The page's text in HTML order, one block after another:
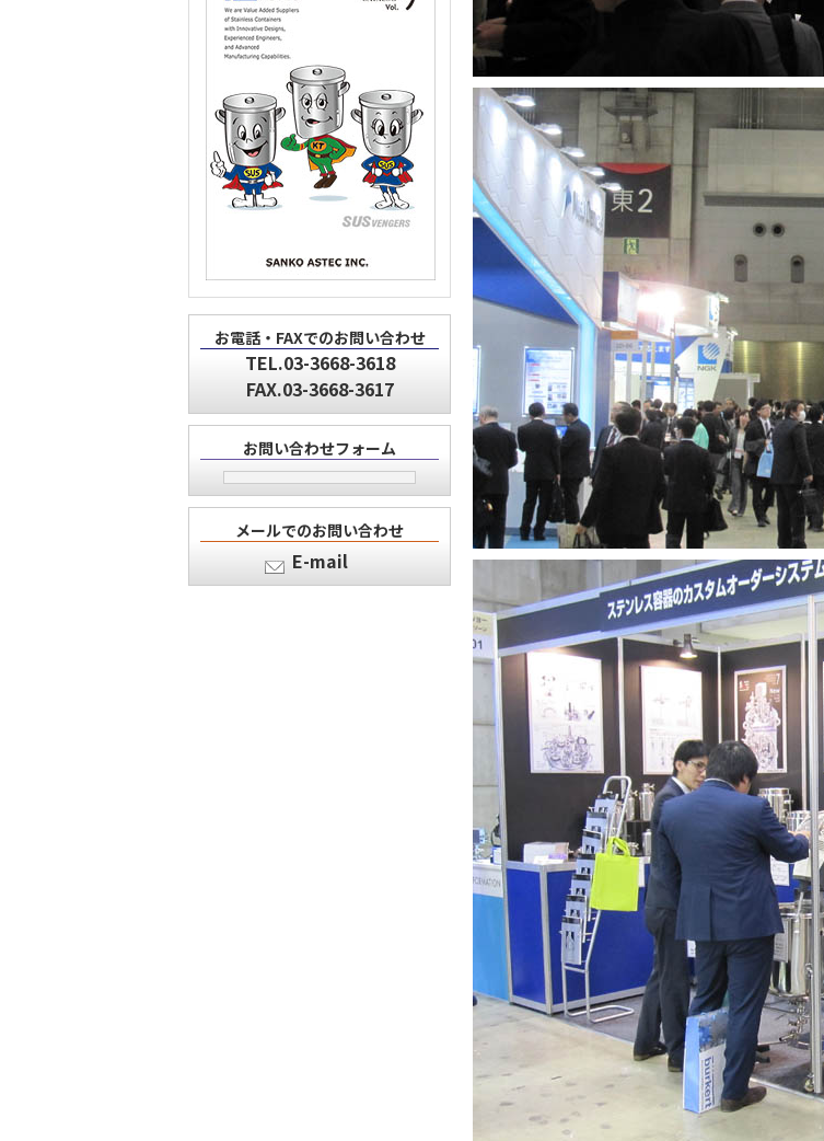
お電話・FAXでのお問い合わせ
TEL.03-3668-3618
FAX.03-3668-3617
お問い合わせフォーム
メールでのお問い合わせ
E-mail